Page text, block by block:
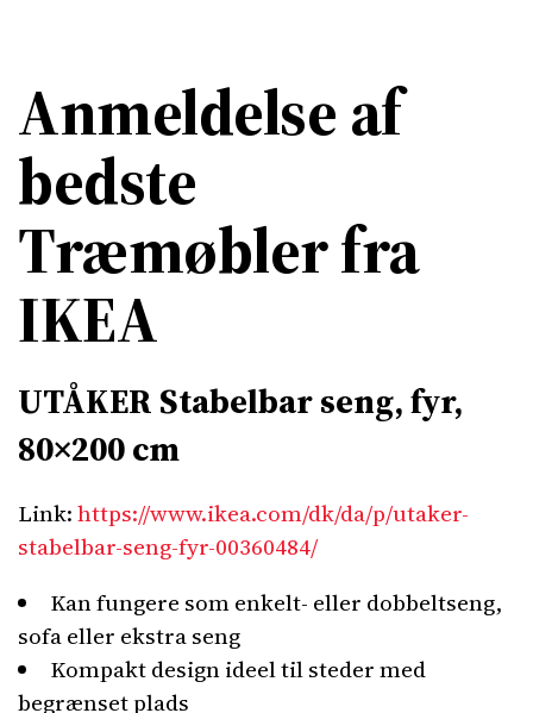
Anmeldelse af
bedste
Træmøbler fra
IKEA
UTÅKER Stabelbar seng, fyr,
80×200 cm
Link:https://www.ikea.com/dk/da/p/utaker-
stabelbar-seng-fyr-00360484/
Kan fungere som enkelt- eller dobbeltseng,
sofa eller ekstra seng
Kompakt design ideel til steder med
begrænset plads